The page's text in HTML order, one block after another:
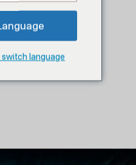
language